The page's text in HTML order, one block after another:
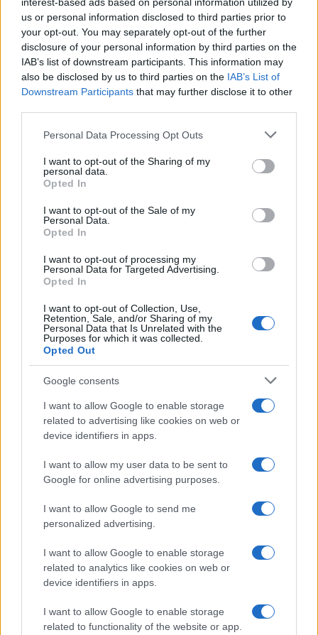
us or personal information disclosed to third parties prior to
your opt-out. You may separately opt-out of the further
disclosure of your personal information by third parties on the
IAB’s list of downstream participants. This information may
also be disclosed by us to third parties on the IAB’s List of
Downstream Participants that may further disclose it to other
Please note that this website/app uses one or more Google
not limited to your visit or usage behaviour. You may click to
grant or deny consent to Google and its third-party tags to
use your data for below specified purposes in below Google
consent section.
Personal Data Processing Opt Outs
I want to opt-out of the Sharing of my
personal data.
Opted In
I want to opt-out of the Sale of my
Personal Data.
Opted In
I want to opt-out of processing my
Personal Data for Targeted Advertising.
Opted In
I want to opt-out of Collection, Use,
Retention, Sale, and/or Sharing of my
Personal Data that Is Unrelated with the
Purposes for which it was collected.
Opted Out
Google consents
I want to allow Google to enable storage
related to advertising like cookies on web or
device identifiers in apps.
I want to allow my user data to be sent to
Google for online advertising purposes.
I want to allow Google to send me
personalized advertising.
I want to allow Google to enable storage
related to analytics like cookies on web or
device identifiers in apps.
I want to allow Google to enable storage
related to functionality of the website or app.
Continua a leggere
Scopri Rocca San Giovanni, il borgo abruzzese tra
mare e storia
LIFESTYLE